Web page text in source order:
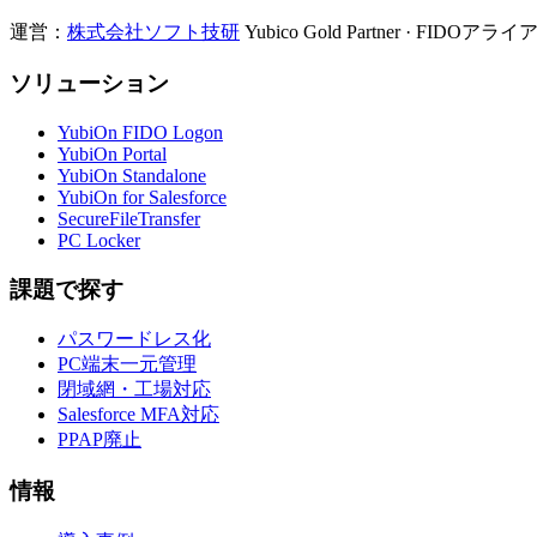
運営： 株式会社ソフト技研 Yubico Gold Partner · FIDOアライ
ソリューション
YubiOn FIDO Logon
YubiOn Portal
YubiOn Standalone
YubiOn for Salesforce
SecureFileTransfer
PC Locker
課題で探す
パスワードレス化
PC端末一元管理
閉域網・工場対応
Salesforce MFA対応
PPAP廃止
情報